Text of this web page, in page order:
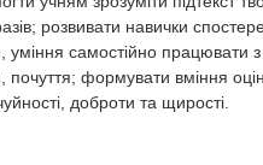
розвивати навички
самостійно працювати з
формувати вміння
доброти та щирості.